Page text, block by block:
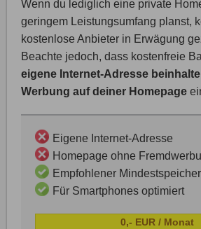
Wenn du lediglich eine private
geringem Leistungsumfang planst,
kostenlose Anbieter in Erwägung
Beachte jedoch, dass kostenfreie
eigene Internet-Adresse
Werbung auf deiner Homepage
Eigene Internet-Adresse
Homepage ohne
Empfohlener Mindestspeicher
Für Smartphones optimiert
0,- EUR / Monat